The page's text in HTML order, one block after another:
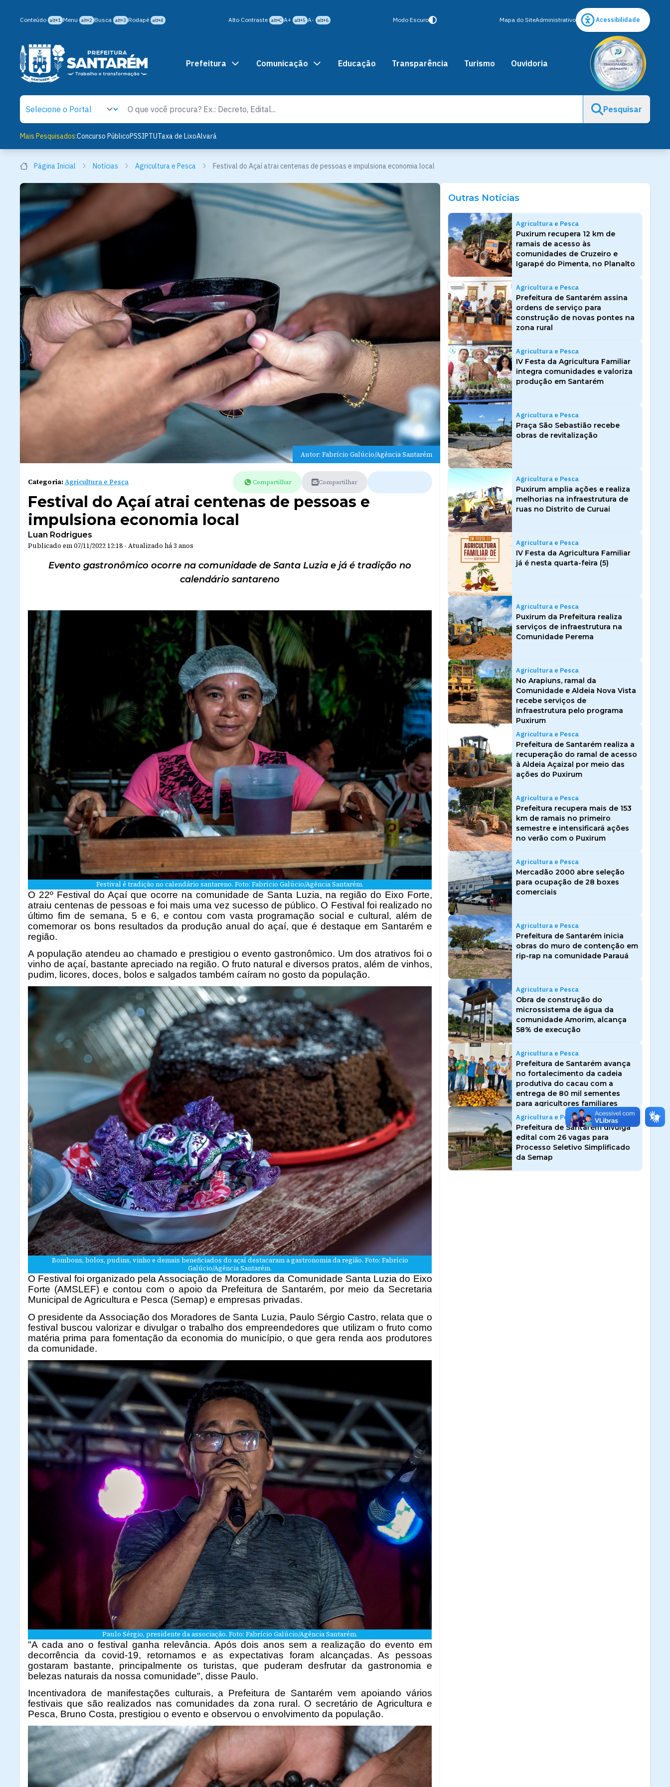
Conteúdo alt+1 Menu alt+2 Busca alt+3 Rodapé alt+4 Alto Contraste alt+C A+ alt+5 A- alt+6 Modo Escuro Mapa do SiteAdministrativo Acessibilidade
Prefeitura Comunicação Educação Transparência Turismo Ouvidoria
Pesquisar
Mais Pesquisados:Concurso PúblicoPSSIPTUTaxa de LixoAlvará
Página Inicial Notícias Agricultura e Pesca Festival do Açaí atrai centenas de pessoas e impulsiona economia local
Autor: Fabrício Galúcio/Agência Santarém
Categoria:Agricultura e Pesca Compartilhar Compartilhar
Festival do Açaí atrai centenas de pessoas e
impulsiona economia local
Luan Rodrigues
Publicado em07/11/2022 12:18 - Atualizado há 3 anos
Evento gastronômico ocorre na comunidade de Santa Luzia e já é tradição no
calendário santareno
Festival é tradição no calendário santareno. Foto: Fabrício Galúcio/Agência Santarém.
O 22º Festival do Açaí que ocorre na comunidade de Santa Luzia, na região do Eixo Forte,
atraiu centenas de pessoas e foi mais uma vez sucesso de público. O Festival foi realizado no
último fim de semana, 5 e 6, e contou com vasta programação social e cultural, além de
comemorar os bons resultados da produção anual do açaí, que é destaque em Santarém e
região.
A população atendeu ao chamado e prestigiou o evento gastronômico. Um dos atrativos foi o
vinho de açaí, bastante apreciado na região. O fruto natural e diversos pratos, além de vinhos,
pudim, licores, doces, bolos e salgados também caíram no gosto da população.
Bombons, bolos, pudins, vinho e demais beneficiados do açaí destacaram a gastronomia da região. Foto: Fabrício
Galúcio/Agência Santarém.
O Festival foi organizado pela Associação de Moradores da Comunidade Santa Luzia do Eixo
Forte (AMSLEF) e contou com o apoio da Prefeitura de Santarém, por meio da Secretaria
Municipal de Agricultura e Pesca (Semap) e empresas privadas.
O presidente da Associação dos Moradores de Santa Luzia, Paulo Sérgio Castro, relata que o
festival buscou valorizar e divulgar o trabalho dos empreendedores que utilizam o fruto como
matéria prima para fomentação da economia do município, o que gera renda aos produtores
da comunidade.
Paulo Sérgio, presidente da associação. Foto: Fabrício Galúcio/Agência Santarém.
"A cada ano o festival ganha relevância. Após dois anos sem a realização do evento em
decorrência da covid-19, retornamos e as expectativas foram alcançadas. As pessoas
gostaram bastante, principalmente os turistas, que puderam desfrutar da gastronomia e
belezas naturais da nossa comunidade", disse Paulo.
Incentivadora de manifestações culturais, a Prefeitura de Santarém vem apoiando vários
festivais que são realizados nas comunidades da zona rural. O secretário de Agricultura e
Pesca, Bruno Costa, prestigiou o evento e observou o envolvimento da população.
Outras Notícias
Agricultura e Pesca
Puxirum recupera 12 km de
ramais de acesso às
comunidades de Cruzeiro e
Igarapé do Pimenta, no Planalto
Agricultura e Pesca
Prefeitura de Santarém assina
ordens de serviço para
construção de novas pontes na
zona rural
Agricultura e Pesca
IV Festa da Agricultura Familiar
integra comunidades e valoriza
produção em Santarém
Agricultura e Pesca
Praça São Sebastião recebe
obras de revitalização
Agricultura e Pesca
Puxirum amplia ações e realiza
melhorias na infraestrutura de
ruas no Distrito de Curuai
Agricultura e Pesca
IV Festa da Agricultura Familiar
já é nesta quarta-feira (5)
Agricultura e Pesca
Puxirum da Prefeitura realiza
serviços de infraestrutura na
Comunidade Perema
Agricultura e Pesca
No Arapiuns, ramal da
Comunidade e Aldeia Nova Vista
recebe serviços de
infraestrutura pelo programa
Puxirum
Agricultura e Pesca
Prefeitura de Santarém realiza a
recuperação do ramal de acesso
à Aldeia Açaizal por meio das
ações do Puxirum
Agricultura e Pesca
Prefeitura recupera mais de 153
km de ramais no primeiro
semestre e intensificará ações
no verão com o Puxirum
Agricultura e Pesca
Mercadão 2000 abre seleção
para ocupação de 28 boxes
comerciais
Agricultura e Pesca
Prefeitura de Santarém inicia
obras do muro de contenção em
rip-rap na comunidade Parauá
Agricultura e Pesca
Obra de construção do
microssistema de água da
comunidade Amorim, alcança
58% de execução
Agricultura e Pesca
Prefeitura de Santarém avança
no fortalecimento da cadeia
produtiva do cacau com a
entrega de 80 mil sementes
para agricultores familiares
Agricultura e Pesca
Prefeitura de Santarém divulga
edital com 26 vagas para
Processo Seletivo Simplificado
da Semap